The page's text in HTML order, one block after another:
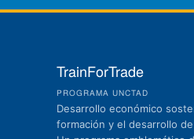
TrainForTrade
PROGRAMA UNCTAD
Desarrollo económico
formación y el desarrollo